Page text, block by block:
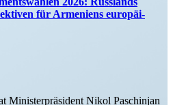
für Armeniens europäi­
Minis­ter­prä­sident Nikol Paschinjan